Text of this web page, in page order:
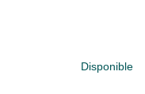
Disponible